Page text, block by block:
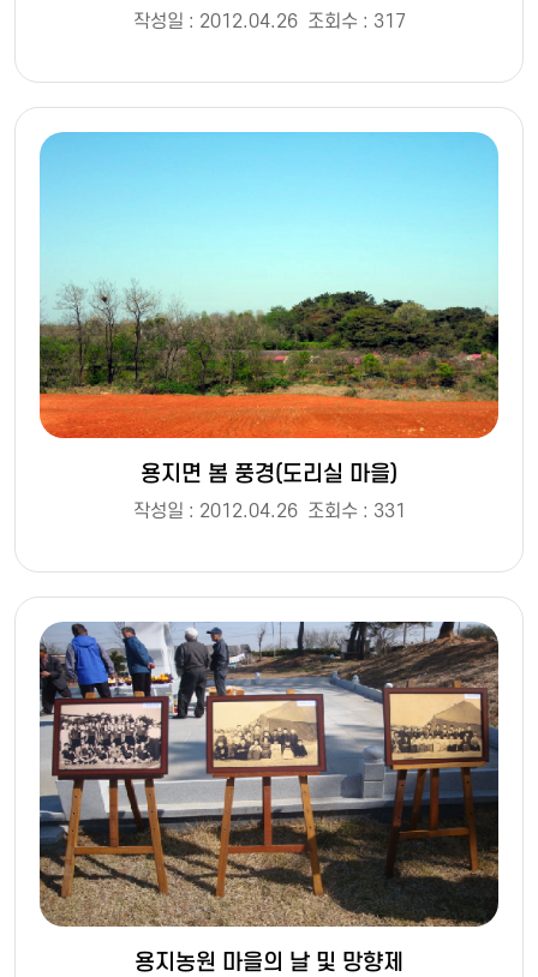
작성일 : 2012.04.26 조회수 : 317
용지면 봄 풍경(도리실 마을)
작성일 : 2012.04.26 조회수 : 331
용지농원 마을의 날 및 망향제